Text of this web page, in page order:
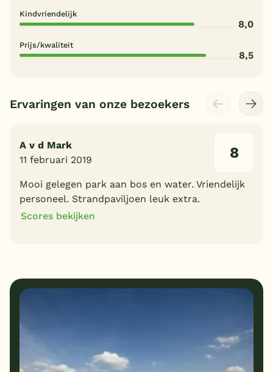
Kindvriendelijk
8,0
Prijs/kwaliteit
8,5
Ervaringen van onze bezoekers
A v d Mark
11 februari 2019
8
Mooi gelegen park aan bos en water. Vriendelijk
personeel. Strandpaviljoen leuk extra.
Scores bekijken